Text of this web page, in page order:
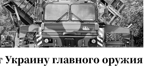
главного оружия